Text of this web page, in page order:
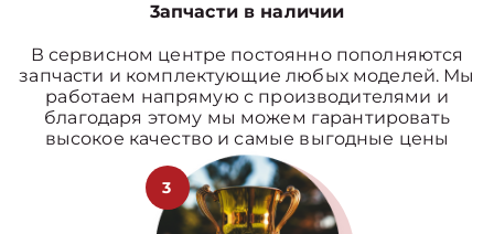
3апчасти в наличии
В сервисном центре постоянно пополняются
запчасти и комплектующие любых моделей. Мы
работаем напрямую с производителями и
благодаря этому мы можем гарантировать
высокое качество и самые выгодные цены
3